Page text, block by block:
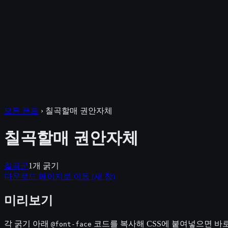
모든 폰트 › 칠곡할매 권안자체
칠곡할매 권안자체
칠곡군1 개 굵기
다운로드 페이지로 이동 (새 창)
미리보기
각 굵기 아래 @font-face 코드를 복사해 CSS에 붙여넣으면 바